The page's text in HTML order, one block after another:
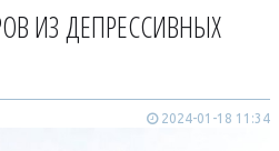
ИЗ ДЕПРЕССИВНЫХ
2024-01-18 11:34